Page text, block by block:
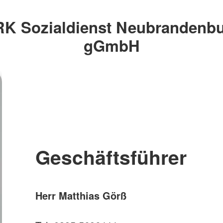
Sozialdienst
gGmbH
Geschäftsführer
Herr Matthias Görß